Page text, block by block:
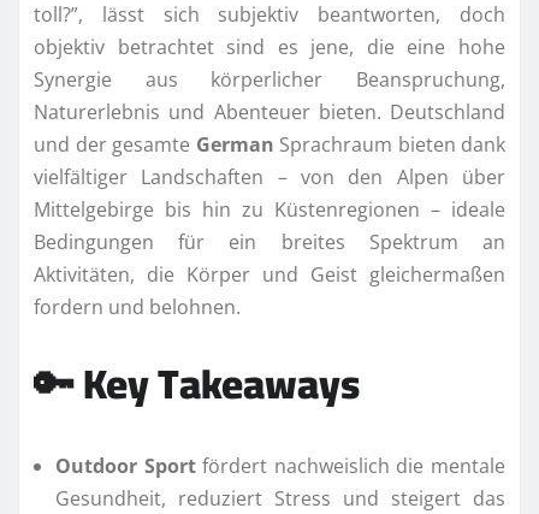
toll?”, lässt sich subjektiv beantworten, doch
objektiv betrachtet sind es jene, die eine hohe
Synergie aus körperlicher Beanspruchung,
Naturerlebnis und Abenteuer bieten. Deutschland
und der gesamte German Sprachraum bieten dank
vielfältiger Landschaften – von den Alpen über
Mittelgebirge bis hin zu Küstenregionen – ideale
Bedingungen für ein breites Spektrum an
Aktivitäten, die Körper und Geist gleichermaßen
fordern und belohnen.
🔑 Key Takeaways
Outdoor Sportfördert nachweislich die mentale
Gesundheit, reduziert Stress und steigert das